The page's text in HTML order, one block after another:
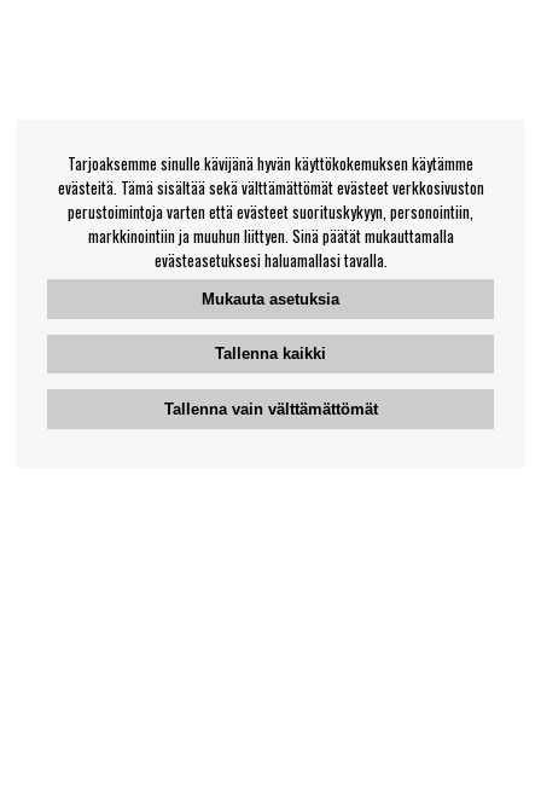
Tarjoaksemme sinulle kävijänä hyvän käyttökokemuksen käytämme
evästeitä. Tämä sisältää sekä välttämättömät evästeet verkkosivuston
perustoimintoja varten että evästeet suorituskykyyn, personointiin,
markkinointiin ja muuhun liittyen. Sinä päätät mukauttamalla
evästeasetuksesi haluamallasi tavalla.
Mukauta asetuksia
Tallenna kaikki
Tallenna vain välttämättömät